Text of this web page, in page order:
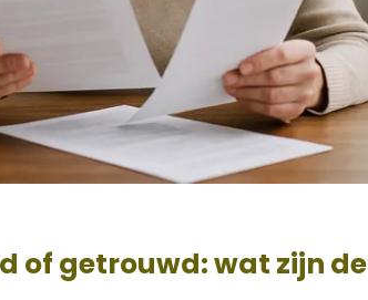
of getrouwd: wat zijn de